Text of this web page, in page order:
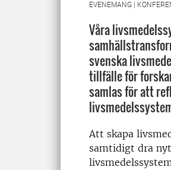
EVENEMANG |
Våra
svenska
tillfälle för
samlas för att
Att skapa
samtidigt dra